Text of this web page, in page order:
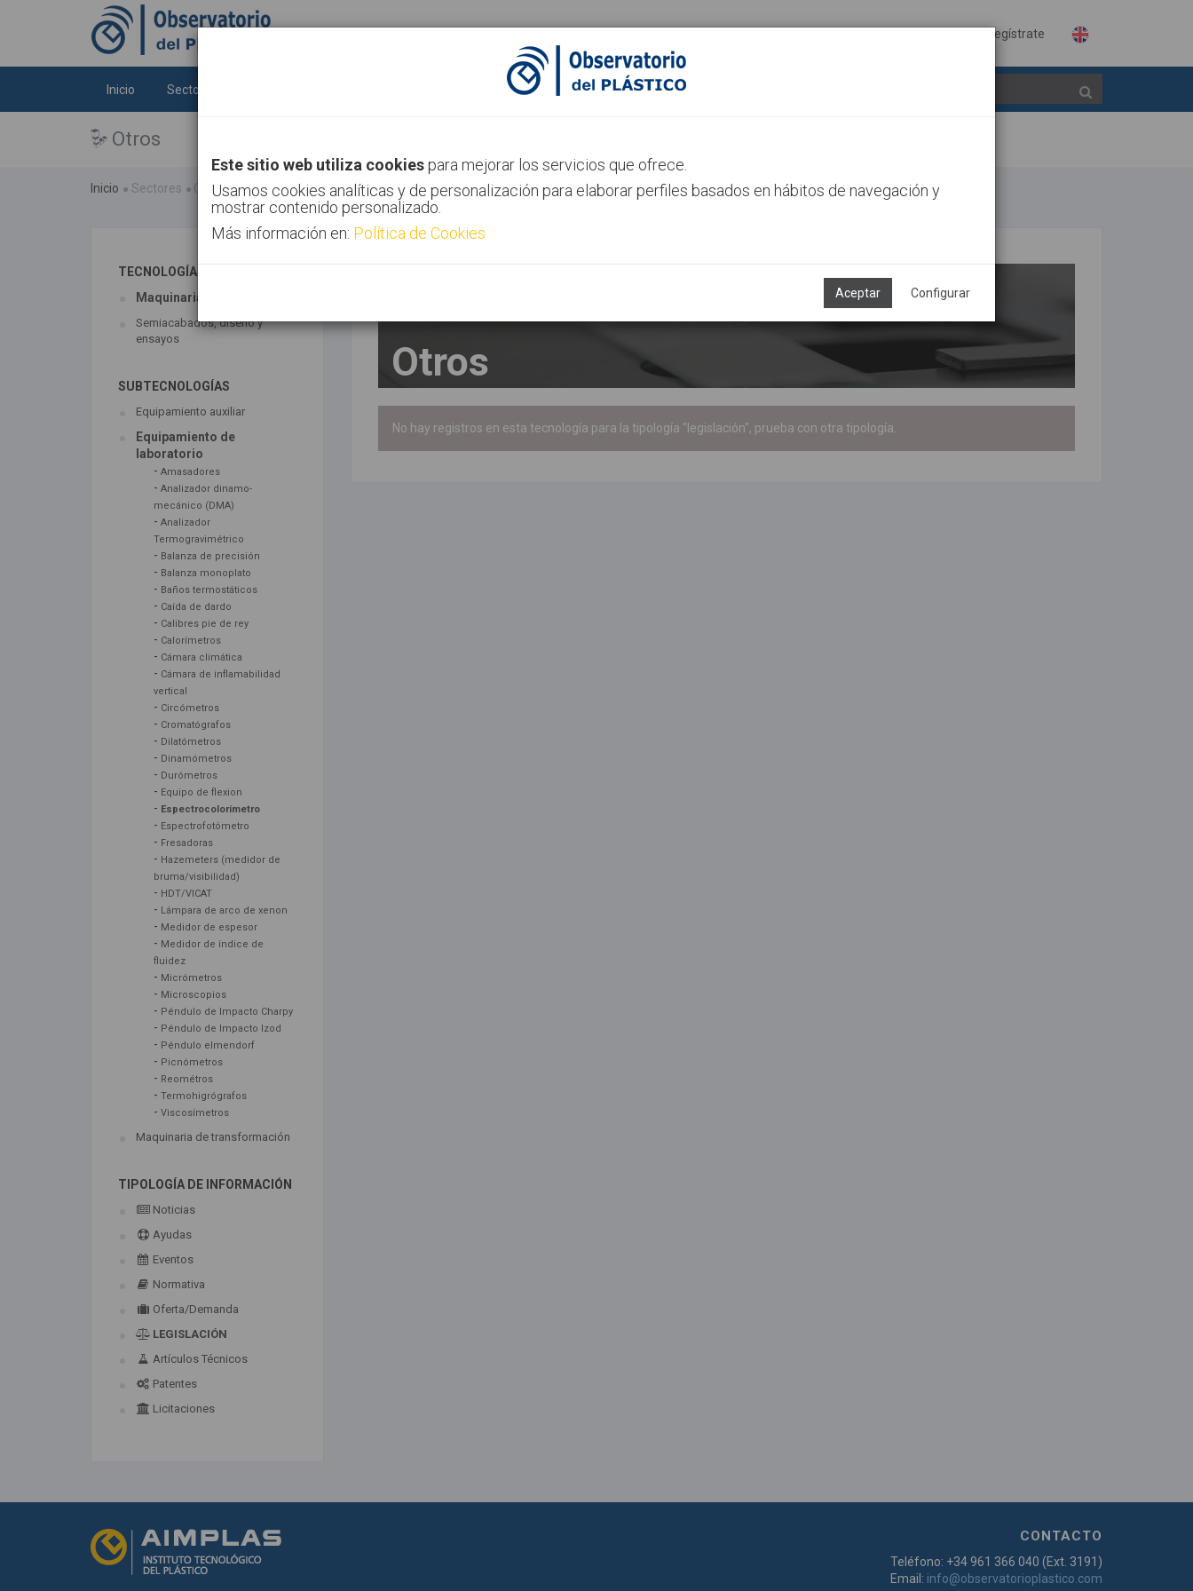
Regístrate
Inicio Sectores Canal AIMPLAS Contacto
Otros
Inicio Sectores Otros
Este sitio web utiliza cookies para mejorar los servicios que ofrece.
Usamos cookies analíticas y de personalización para elaborar perfiles basados en hábitos de navegación y
mostrar contenido personalizado.
Más información en: Política de Cookies
Aceptar Configurar
TECNOLOGÍAS ASOCIADAS
Maquinaria
Semiacabados, diseño y
ensayos
SUBTECNOLOGÍAS
Equipamiento auxiliar
Equipamiento de
laboratorio
- Amasadores
- Analizador dinamo-
mecánico (DMA)
- Analizador
Termogravimétrico
- Balanza de precisión
- Balanza monoplato
- Baños termostáticos
- Caída de dardo
- Calibres pie de rey
- Calorímetros
- Cámara climática
- Cámara de inflamabilidad
vertical
- Circómetros
- Cromatógrafos
- Dilatómetros
- Dinamómetros
- Durómetros
- Equipo de flexion
- Espectrocolorímetro
- Espectrofotómetro
- Fresadoras
- Hazemeters (medidor de
bruma/visibilidad)
- HDT/VICAT
- Lámpara de arco de xenon
- Medidor de espesor
- Medidor de índice de
fluidez
- Micrómetros
- Microscopios
- Péndulo de Impacto Charpy
- Péndulo de Impacto Izod
- Péndulo elmendorf
- Picnómetros
- Reométros
- Termohigrógrafos
- Viscosímetros
Maquinaria de transformación
TIPOLOGÍA DE INFORMACIÓN
Noticias
Ayudas
Eventos
Normativa
Oferta/Demanda
LEGISLACIÓN
Artículos Técnicos
Patentes
Licitaciones
Otros
No hay registros en esta tecnología para la tipología "legislación", prueba con otra tipología.
CONTACTO
Teléfono: +34 961 366 040 (Ext. 3191)
Email: info@observatorioplastico.com